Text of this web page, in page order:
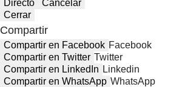
Directo
Cancelar
Cerrar
Compartir
Compartir en Facebook Facebook
Compartir en Twitter Twitter
Compartir en LinkedIn Linkedin
Compartir en WhatsApp WhatsApp